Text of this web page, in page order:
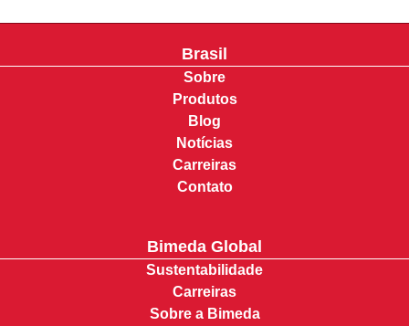
Brasil
Sobre
Produtos
Blog
Notícias
Carreiras
Contato
Bimeda Global
Sustentabilidade
Carreiras
Sobre a Bimeda